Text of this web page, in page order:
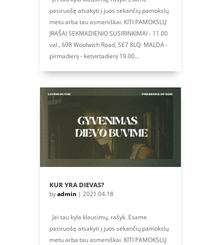
pasiruošę atsakyti į juos sekančių pamokslų
metu arba tau asmeniškai. KITI PAMOKSLŲ
ĮRAŠAI SEKMADIENIO SUSIRINKIMAI - 11.00
val., 698 Woolwich Road, SE7 8LQ MALDA -
pirmadienį - ketvirtadienį 19.00...
KUR YRA DIEVAS?
byadmin | 2021.04.18
Jei tau kyla klausimų, rašyk. Esame
pasiruošę atsakyti į juos sekančių pamokslų
metu arba tau asmeniškai. KITI PAMOKSLŲ